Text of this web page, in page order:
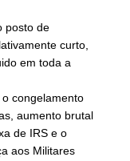
posto de
curto,
em toda a
congelamento
aumento brutal
de IRS e o
aos Militares